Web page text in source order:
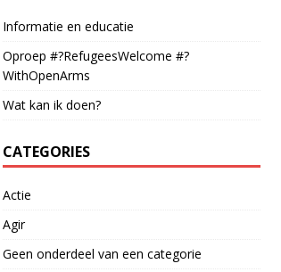
cinq ans AMNESTY
Informatie en educatie
Oproep #?RefugeesWelcome #?
WithOpenArms
Wat kan ik doen?
CATEGORIES
Actie
Agir
Geen onderdeel van een categorie